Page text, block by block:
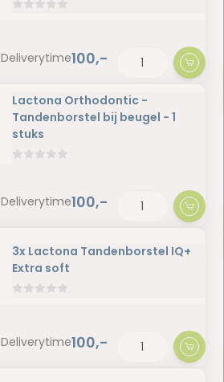
Deliverytime100,-
Lactona Orthodontic -
Tandenborstel bij beugel - 1
stuks
Deliverytime100,-
3x Lactona Tandenborstel IQ+
Extra soft
Deliverytime100,-